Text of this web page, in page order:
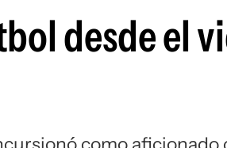
desde el